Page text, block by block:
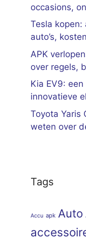
occasions,
Tesla kopen:
auto’s,
APK
over regels,
Kia EV9:
innovatieve
Toyota Yaris
weten over
Tags
Accu apk Auto